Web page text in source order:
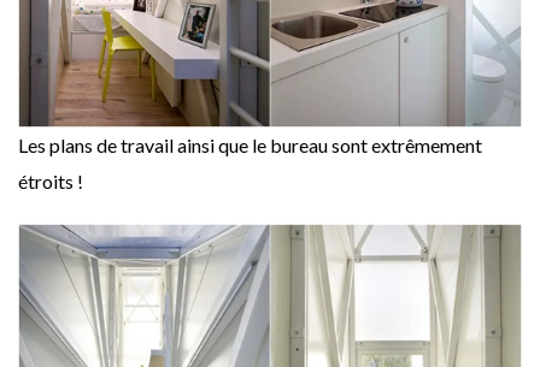
Les plans de travail ainsi que le bureau sont extrêmement
étroits !